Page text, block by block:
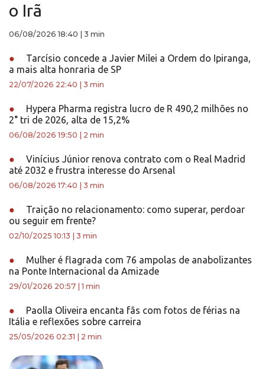
o Irã
06/08/2026 18:40 3 min
●
Tarcísio concede a Javier Milei a Ordem do Ipiranga,
a mais alta honraria de SP
22/07/2026 22:40 3 min
●
Hypera Pharma registra lucro de R 490,2 milhões no
2° tri de 2026, alta de 15,2%
06/08/2026 19:50 2 min
●
Vinícius Júnior renova contrato com o Real Madrid
até 2032 e frustra interesse do Arsenal
06/08/2026 17:40 3 min
●
Traição no relacionamento: como superar, perdoar
ou seguir em frente?
02/10/2025 10:13 3 min
●
Mulher é flagrada com 76 ampolas de anabolizantes
na Ponte Internacional da Amizade
29/01/2026 20:57 |1 min
●
Paolla Oliveira encanta fãs com fotos de férias na
Itália e reflexões sobre carreira
25/05/2026 02:31 2 min